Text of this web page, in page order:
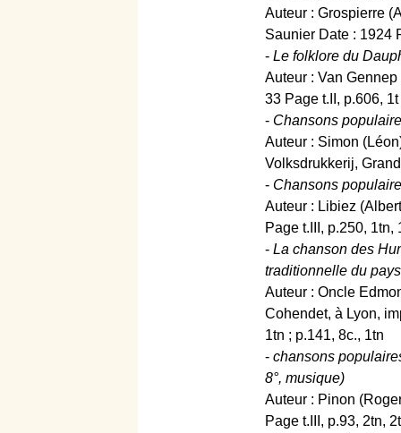
Auteur : Grospierre
Saunier Date : 1924
- Le folklore du
Auteur : Van
33 Page t.II, p.606, 1t
- Chansons
Auteur : Simon
Volksdrukkerij,
- Chansons
Auteur : Libiez
Page t.III, p.250, 1tn,
- La chanson des
traditionnelle du
Auteur : Oncle
Cohendet, à Lyon,
1tn ; p.141, 8c., 1tn
- chansons
8°, musique)
Auteur : Pinon
Page t.III, p.93, 2tn,